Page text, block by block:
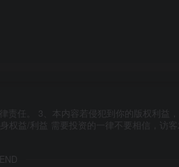
任。 3、本内容若侵犯到你的版权利益
益/利益 需要投资的一律不要相信，访